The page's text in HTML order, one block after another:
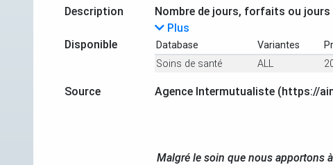
Description
Nombre de jours, forfaits ou
Plus
Disponible
Database Variantes
Soins de santé
ALL
Source Agence Intermutualiste (https://
Malgré le soin que nous apportons